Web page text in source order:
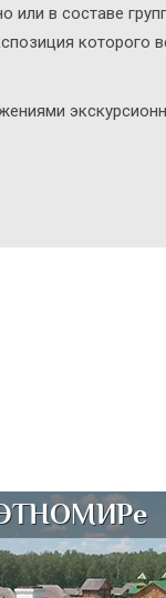
или в составе
которого